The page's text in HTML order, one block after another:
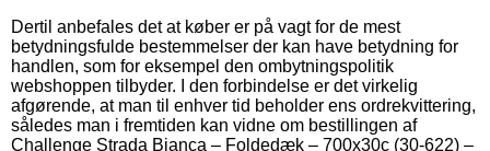
Dertil anbefales det at køber er på vagt for de mest
betydningsfulde bestemmelser der kan have betydning for
handlen, som for eksempel den ombytningspolitik
webshoppen tilbyder. I den forbindelse er det virkelig
afgørende, at man til enhver tid beholder ens ordrekvittering,
således man i fremtiden kan vidne om bestillingen af
Challenge Strada Bianca – Foldedæk – 700x30c (30-622) –